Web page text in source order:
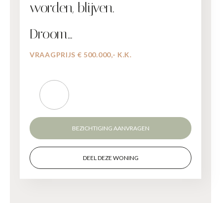
worden, blijven.
Droom…
VRAAGPRIJS € 500.000,- K.K.
BEZICHTIGING AANVRAGEN
DEEL DEZE WONING